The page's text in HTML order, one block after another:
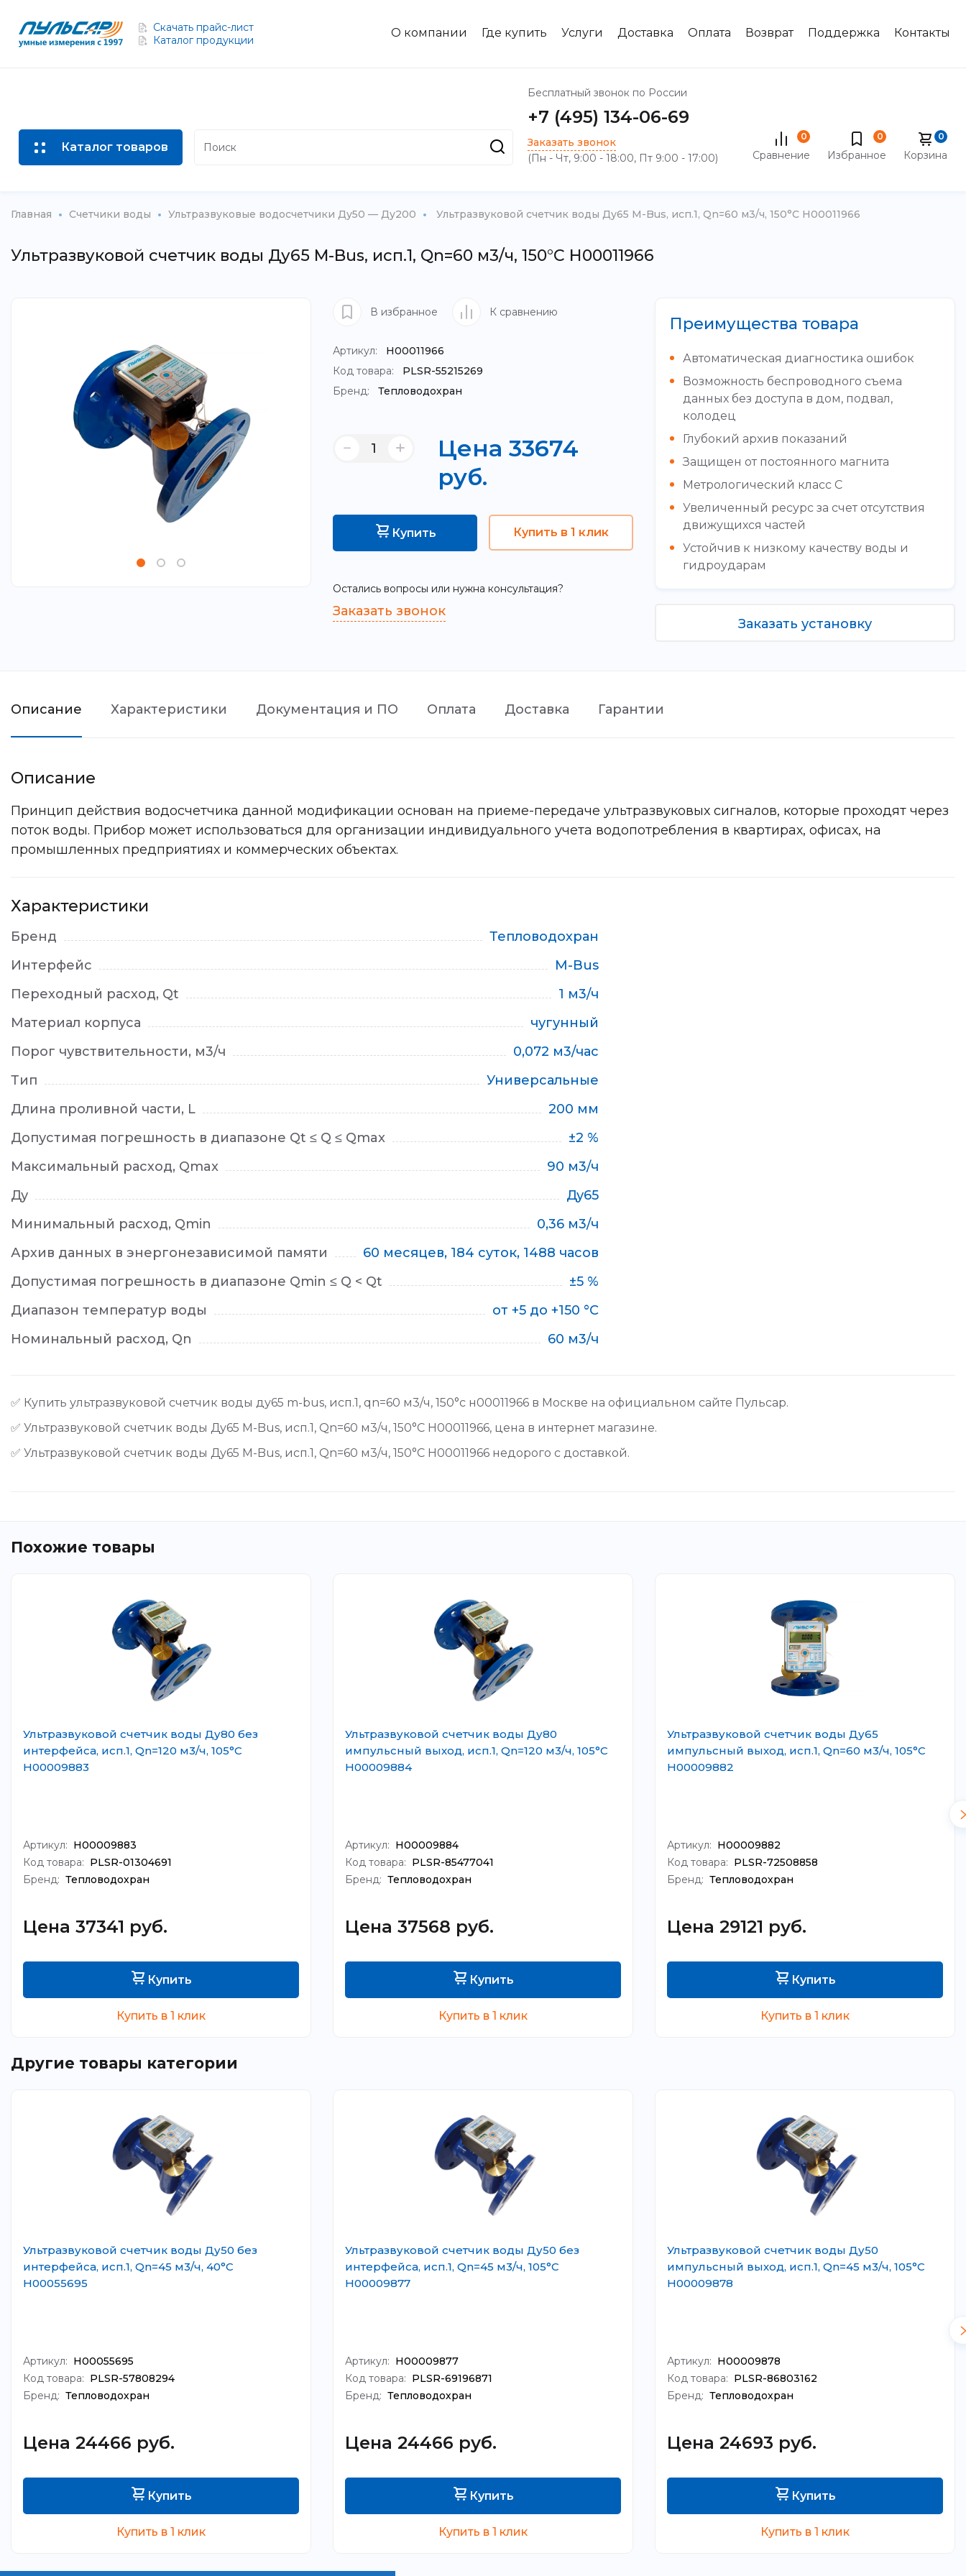
Скачать прайс-лист
Каталог продукции
О компании Где купить Услуги Доставка Оплата Возврат Поддержка Контакты
Каталог товаров
Бесплатный звонок по России
+7 (495) 134-06-69
Заказать звонок
(Пн - Чт, 9:00 - 18:00, Пт 9:00 - 17:00)
0
Сравнение
0
Избранное
0
Корзина
Главная Счетчики воды Ультразвуковые водосчетчики Ду50 — Ду200 Ультразвуковой счетчик воды Ду65 M-Bus, исп.1, Qn=60 м3/ч, 150°C Н00011966
Ультразвуковой счетчик воды Ду65 M-Bus, исп.1, Qn=60 м3/ч, 150°C Н00011966
В избранное К сравнению
Артикул:
Н00011966
Код товара:
PLSR-55215269
Бренд:
Тепловодохран
Цена 33674
руб.
Купить Купить в 1 клик
Остались вопросы или нужна консультация?
Заказать звонок
Преимущества товара
Автоматическая диагностика ошибок
Возможность беспроводного съема
данных без доступа в дом, подвал,
колодец
Глубокий архив показаний
Защищен от постоянного магнита
Метрологический класс С
Увеличенный ресурс за счет отсутствия
движущихся частей
Устойчив к низкому качеству воды и
гидроударам
Заказать установку
Описание Характеристики Документация и ПО Оплата Доставка Гарантии
Описание
Принцип действия водосчетчика данной модификации основан на приеме-передаче ультразвуковых сигналов, которые проходят через
поток воды. Прибор может использоваться для организации индивидуального учета водопотребления в квартирах, офисах, на
промышленных предприятиях и коммерческих объектах.
Характеристики
Бренд
Тепловодохран
Интерфейс
M-Bus
Переходный расход, Qt
1 м3/ч
Материал корпуса
чугунный
Порог чувствительности, м3/ч
0,072 м3/час
Тип
Универсальные
Длина проливной части, L
200 мм
Допустимая погрешность в диапазоне Qt ≤ Q ≤ Qmax
±2 %
Максимальный расход, Qmax
90 м3/ч
Ду
Ду65
Минимальный расход, Qmin
0,36 м3/ч
Архив данных в энергонезависимой памяти
60 месяцев, 184 суток, 1488 часов
Допустимая погрешность в диапазоне Qmin ≤ Q < Qt
±5 %
Диапазон температур воды
от +5 до +150 °С
Номинальный расход, Qn
60 м3/ч
✅ Купить ультразвуковой счетчик воды ду65 m-bus, исп.1, qn=60 м3/ч, 150°c н00011966 в Москве на официальном сайте Пульсар.
✅ Ультразвуковой счетчик воды Ду65 M-Bus, исп.1, Qn=60 м3/ч, 150°C Н00011966, цена в интернет магазине.
✅ Ультразвуковой счетчик воды Ду65 M-Bus, исп.1, Qn=60 м3/ч, 150°C Н00011966 недорого с доставкой.
Похожие товары
Ультразвуковой счетчик воды Ду80 без
интерфейса, исп.1, Qn=120 м3/ч, 105°C
Н00009883
Артикул: Н00009883
Код товара: PLSR-01304691
Бренд: Тепловодохран
Цена 37341 руб.
Купить
Купить в 1 клик
Ультразвуковой счетчик воды Ду80
импульсный выход, исп.1, Qn=120 м3/ч, 105°C
Н00009884
Артикул: Н00009884
Код товара: PLSR-85477041
Бренд: Тепловодохран
Цена 37568 руб.
Купить
Купить в 1 клик
Ультразвуковой счетчик воды Ду65
импульсный выход, исп.1, Qn=60 м3/ч, 105°C
Н00009882
Артикул: Н00009882
Код товара: PLSR-72508858
Бренд: Тепловодохран
Цена 29121 руб.
Купить
Купить в 1 клик
Другие товары категории
Ультразвуковой счетчик воды Ду50 без
интерфейса, исп.1, Qn=45 м3/ч, 40°C
Н00055695
Артикул: Н00055695
Код товара: PLSR-57808294
Бренд: Тепловодохран
Цена 24466 руб.
Купить
Купить в 1 клик
Ультразвуковой счетчик воды Ду50 без
интерфейса, исп.1, Qn=45 м3/ч, 105°C
Н00009877
Артикул: Н00009877
Код товара: PLSR-69196871
Бренд: Тепловодохран
Цена 24466 руб.
Купить
Купить в 1 клик
Ультразвуковой счетчик воды Ду50
импульсный выход, исп.1, Qn=45 м3/ч, 105°C
Н00009878
Артикул: Н00009878
Код товара: PLSR-86803162
Бренд: Тепловодохран
Цена 24693 руб.
Купить
Купить в 1 клик